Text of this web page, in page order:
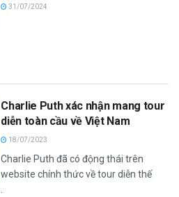
31/07/2024
Charlie Puth xác nhận mang tour
diễn toàn cầu về Việt Nam
18/07/2023
Charlie Puth đã có động thái trên
website chính thức về tour diễn thế